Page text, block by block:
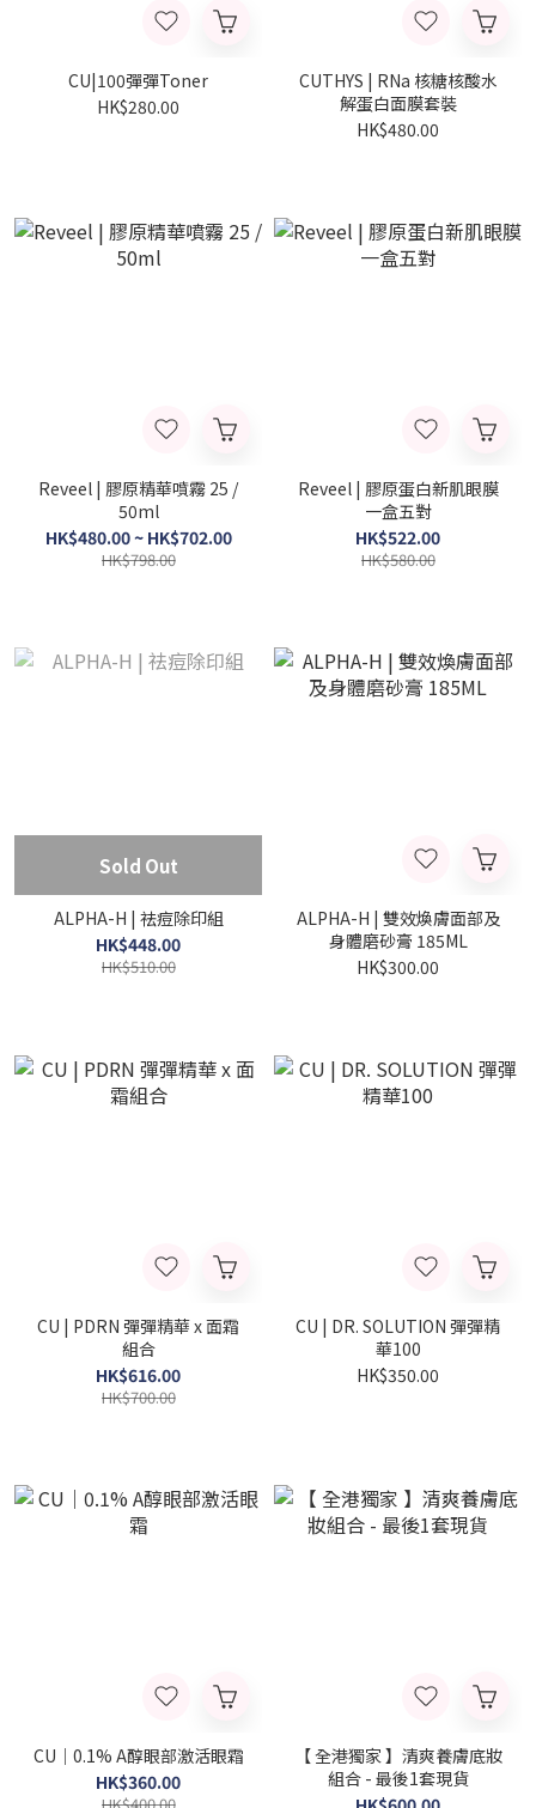
CU|100彈彈Toner
HK$280.00
CUTHYS | RNa 核糖核酸水
解蛋白面膜套裝
HK$480.00
Reveel | 膠原精華噴霧 25 /
50ml
HK$480.00 ~ HK$702.00
HK$798.00
Reveel | 膠原蛋白新肌眼膜
一盒五對
HK$522.00
HK$580.00
Sold Out
ALPHA-H | 祛痘除印組
HK$448.00
HK$510.00
ALPHA-H | 雙效煥膚面部及
身體磨砂膏 185ML
HK$300.00
CU | PDRN 彈彈精華 x 面霜
組合
HK$616.00
HK$700.00
CU | DR. SOLUTION 彈彈精
華100
HK$350.00
CU｜0.1% A醇眼部激活眼霜
HK$360.00
【 全港獨家 】清爽養膚底妝
組合 - 最後1套現貨